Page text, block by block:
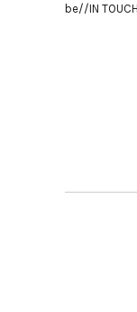
be//IN